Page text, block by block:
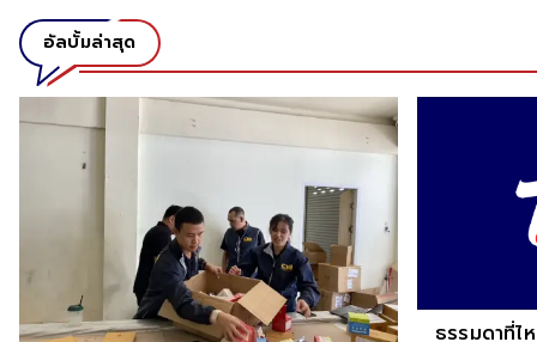
อัลบั้มล่าสุด
ธรรมดาที่ไ